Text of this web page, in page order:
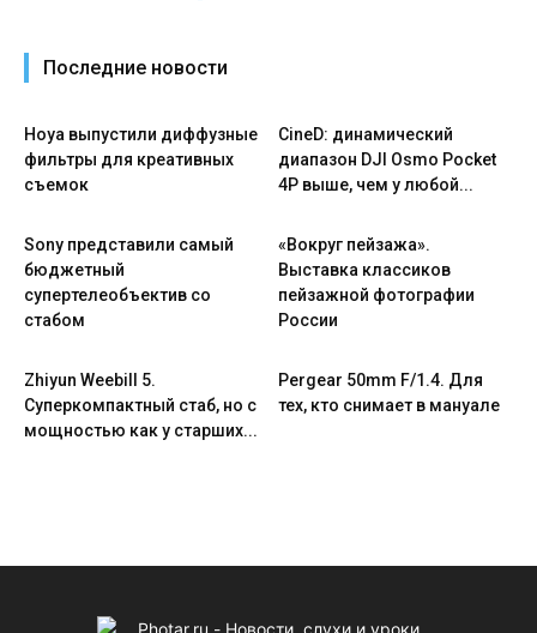
Последние новости
Hoya выпустили диффузные
фильтры для креативных
съемок
CineD: динамический
диапазон DJI Osmo Pocket
4P выше, чем у любой...
Sony представили самый
бюджетный
супертелеобъектив со
стабом
«Вокруг пейзажа».
Выставка классиков
пейзажной фотографии
России
Zhiyun Weebill 5.
Cуперкомпактный стаб, но с
мощностью как у старших...
Pergear 50mm F/1.4. Для
тех, кто снимает в мануале